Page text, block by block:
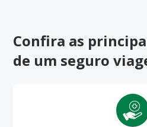
Confira as
de um seguro